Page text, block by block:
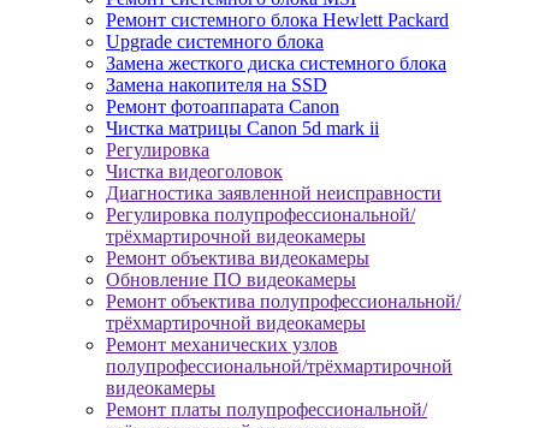
Ремонт системного блока Hewlett Packard
Upgrade системного блока
Замена жесткого диска системного блока
Замена накопителя на SSD
Ремонт фотоаппарата Canon
Чистка матрицы Canon 5d mark ii
Регулировка
Чистка видеоголовок
Диагностика заявленной неисправности
Регулировка полупрофессиональной/
трёхмартирочной видеокамеры
Ремонт объектива видеокамеры
Обновление ПО видеокамеры
Ремонт объектива полупрофессиональной/
трёхмартирочной видеокамеры
Ремонт механических узлов
полупрофессиональной/трёхмартирочной
видеокамеры
Ремонт платы полупрофессиональной/